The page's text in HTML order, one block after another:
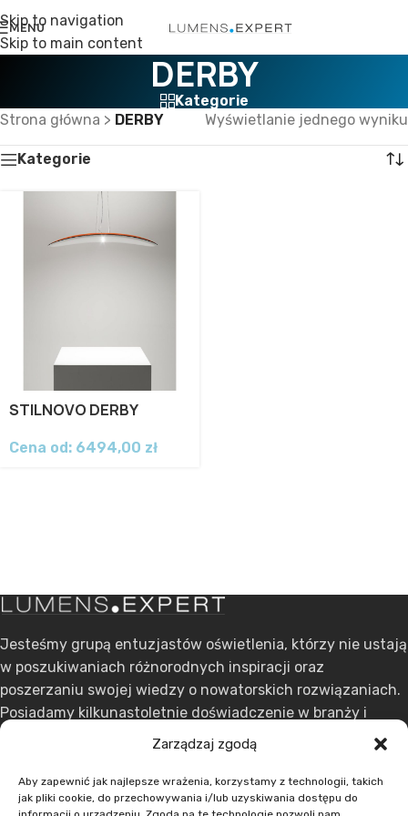
Zarządzaj zgodą
Aby zapewnić jak najlepsze wrażenia, korzystamy z technologii, takich
jak pliki cookie, do przechowywania i/lub uzyskiwania dostępu do
Skip to navigation
Skip to main content
MENU
DERBY
Kategorie
Strona główna > DERBY Wyświetlanie jednego wyniku
Kategorie
STILNOVO DERBY
Cena od: 6494,00 zł
Jesteśmy grupą entuzjastów oświetlenia, którzy nie ustają
w poszukiwaniach różnorodnych inspiracji oraz
poszerzaniu swojej wiedzy o nowatorskich rozwiązaniach.
Posiadamy kilkunastoletnie doświadczenie w branży i
stawiamy na ciągły rozwój.
ul. Dąbrowskiego 301, 60-406 Poznań
+48 608 636 580